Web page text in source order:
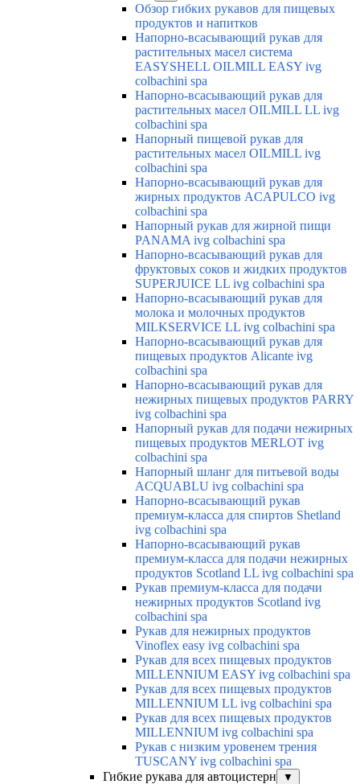
Обзор гибких рукавов для пищевых
продуктов и напитков
Напорно-всасывающий рукав для
растительных масел система
EASYSHELL OILMILL EASY ivg
colbachini spa
Напорно-всасывающий рукав для
растительных масел OILMILL LL ivg
colbachini spa
Напорный пищевой рукав для
растительных масел OILMILL ivg
colbachini spa
Напорно-всасывающий рукав для
жирных продуктов ACAPULCO ivg
colbachini spa
Напорный рукав для жирной пищи
PANAMA ivg colbachini spa
Напорно-всасывающий рукав для
фруктовых соков и жидких продуктов
SUPERJUICE LL ivg colbachini spa
Напорно-всасывающий рукав для
молока и молочных продуктов
MILKSERVICE LL ivg colbachini spa
Напорно-всасывающий рукав для
пищевых продуктов Alicante ivg
colbachini spa
Напорно-всасывающий рукав для
нежирных пищевых продуктов PARRY
ivg colbachini spa
Напорный рукав для подачи нежирных
пищевых продуктов MERLOT ivg
colbachini spa
Напорный шланг для питьевой воды
ACQUABLU ivg colbachini spa
Напорно-всасывающий рукав
премиум-класса для спиртов Shetland
ivg colbachini spa
Напорно-всасывающий рукав
премиум-класса для подачи нежирных
продуктов Scotland LL ivg colbachini spa
Рукав премиум-класса для подачи
нежирных продуктов Scotland ivg
colbachini spa
Рукав для нежирных продуктов
Vinoflex easy ivg colbachini spa
Рукав для всех пищевых продуктов
MILLENNIUM EASY ivg colbachini spa
Рукав для всех пищевых продуктов
MILLENNIUM LL ivg colbachini spa
Рукав для всех пищевых продуктов
MILLENNIUM ivg colbachini spa
Рукав с низким уровенем трения
TUSCANY ivg colbachini spa
Гибкие рукава для автоцистерн
▼